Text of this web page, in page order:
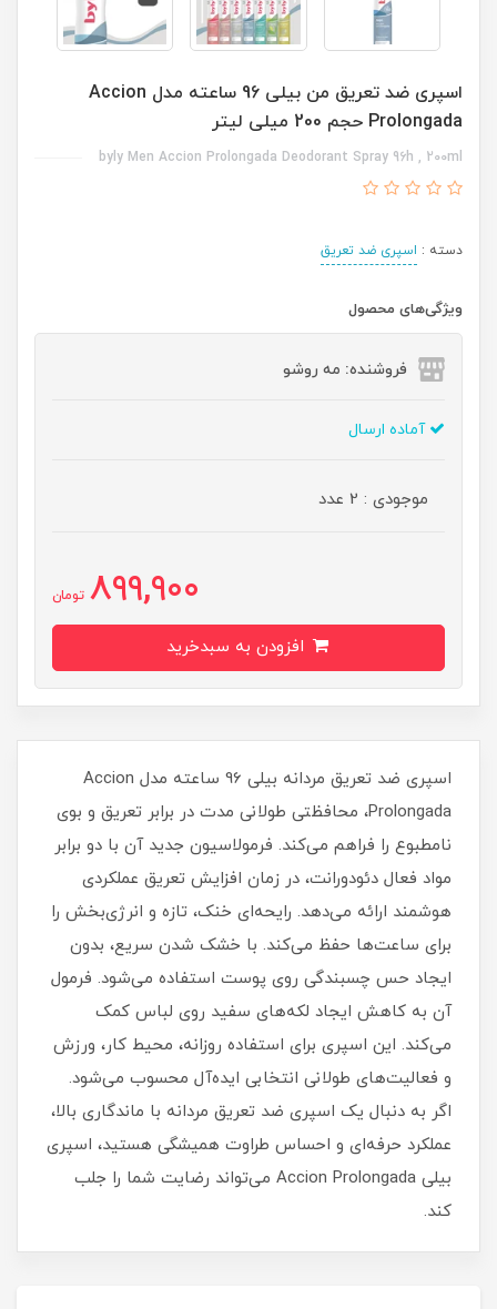
اسپری ضد تعریق من بیلی 96 ساعته مدل Accion
Prolongada حجم 200 میلی لیتر
byly Men Accion Prolongada Deodorant Spray 96h , 200ml
دسته : اسپری ضد تعریق
ویژگی‌های محصول
فروشنده: مه رو‌شو
آماده ارسال
موجودی : 2 عدد
899,900 تومان
اسپری ضد تعریق مردانه بیلی 96 ساعته مدل Accion
Prolongada، محافظتی طولانی‌ مدت در برابر تعریق و بوی
نامطبوع را فراهم می‌کند. فرمولاسیون جدید آن با دو برابر
مواد فعال دئودورانت، در زمان افزایش تعریق عملکردی
هوشمند ارائه می‌دهد. رایحه‌ای خنک، تازه و انرژی‌بخش را
برای ساعت‌ها حفظ می‌کند. با خشک شدن سریع، بدون
ایجاد حس چسبندگی روی پوست استفاده می‌شود. فرمول
آن به کاهش ایجاد لکه‌های سفید روی لباس کمک
می‌کند. این اسپری برای استفاده روزانه، محیط کار، ورزش
و فعالیت‌های طولانی انتخابی ایده‌آل محسوب می‌شود.
اگر به دنبال یک اسپری ضد تعریق مردانه با ماندگاری بالا،
عملکرد حرفه‌ای و احساس طراوت همیشگی هستید، اسپری
بیلی Accion Prolongada می‌تواند رضایت شما را جلب
کند.